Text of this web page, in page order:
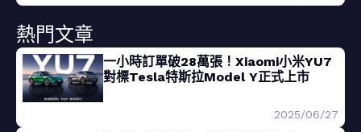
熱門文章
一小時訂單破28萬張！Xiaomi小米YU7
對標Tesla特斯拉Model Y正式上市
2025/06/27